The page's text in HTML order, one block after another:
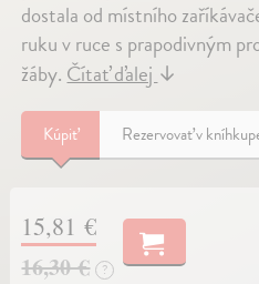
dostala od místního
ruku v ruce s prapodivným
žáby. Čítať ďalej ↓
Kúpiť Rezervovať v
15,81 €
16,30 €
?